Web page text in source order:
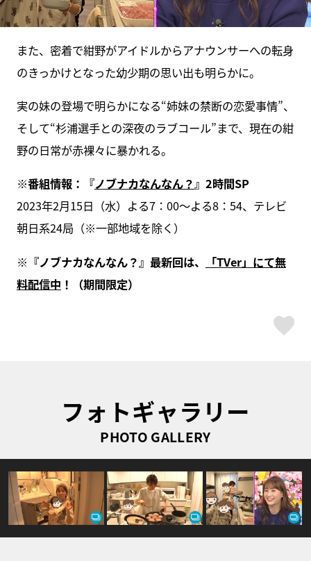
また、密着で紺野がアイドルからアナウンサーへの転身
のきっかけとなった幼少期の思い出も明らかに。
実の妹の登場で明らかになる“姉妹の禁断の恋愛事情”、
そして“杉浦選手との深夜のラブコール”まで、現在の紺
野の日常が赤裸々に暴かれる。
※番組情報：『ノブナカなんなん？』2時間SP
2023年2月15日（水）よる7：00～よる8：54、テレビ
朝日系24局（※一部地域を除く）
※『ノブナカなんなん？』最新回は、
「TVer」にて無
料配信中 ！（期間限定）
フォトギャラリー
PHOTO GALLERY